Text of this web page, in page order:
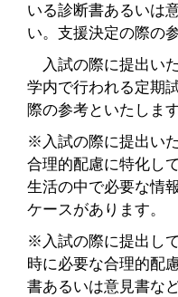
いる診断書あるいは
い。支援決定の際の
入試の際に提出い
学内で行われる定期
際の参考といたします
※入試の際に提出い
合理的配慮に特化し
生活の中で必要な情
ケースがあります。
※入試の際に提出し
時に必要な合理的配
書あるいは意見書な